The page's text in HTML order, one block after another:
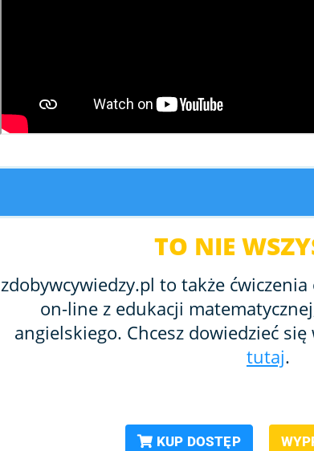
TO NIE
zdobywcywiedzy.pl to także
on-line z edukacji
angielskiego. Chcesz dowiedzieć się
tutaj.
KUP DOSTĘP